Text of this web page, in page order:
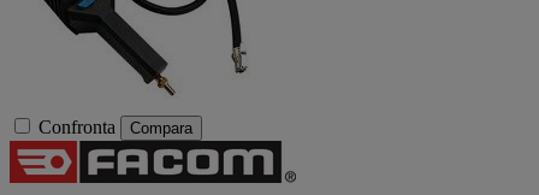
Confronta Compara